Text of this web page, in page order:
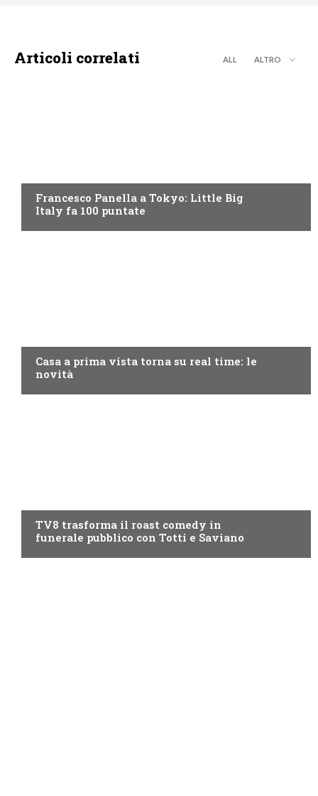
Articoli correlati ALL ALTRO
Francesco Panella a Tokyo: Little Big
Italy fa 100 puntate
Casa a prima vista torna su real time: le
novità
TV8 trasforma il roast comedy in
funerale pubblico con Totti e Saviano